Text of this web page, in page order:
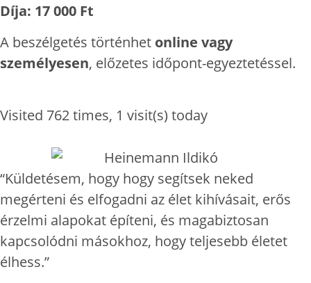
Díja: 17 000 Ft
A beszélgetés történhet online vagy
személyesen, előzetes időpont-egyeztetéssel.
Visited 762 times, 1 visit(s) today
“Küldetésem, hogy hogy segítsek neked
megérteni és elfogadni az élet kihívásait, erős
érzelmi alapokat építeni, és magabiztosan
kapcsolódni másokhoz, hogy teljesebb életet
élhess.”